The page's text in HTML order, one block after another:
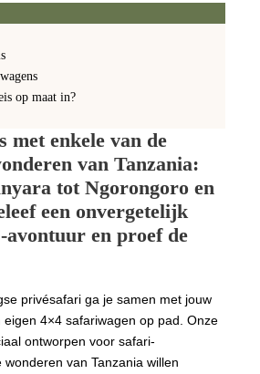
op maat in?
met enkele van de
van Tanzania:
tot Ngorongoro en
een onvergetelijk
avontuur en proef de
privésafari ga je samen met jouw
eigen 4×4 safariwagen op pad. Onze
ontworpen voor safari-
van Tanzania willen